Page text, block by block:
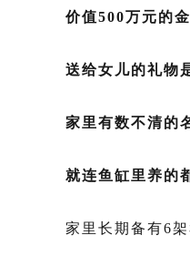
价值500万元的
送给女儿的礼物
家里有数不清的
就连鱼缸里养的
家里长期备有6